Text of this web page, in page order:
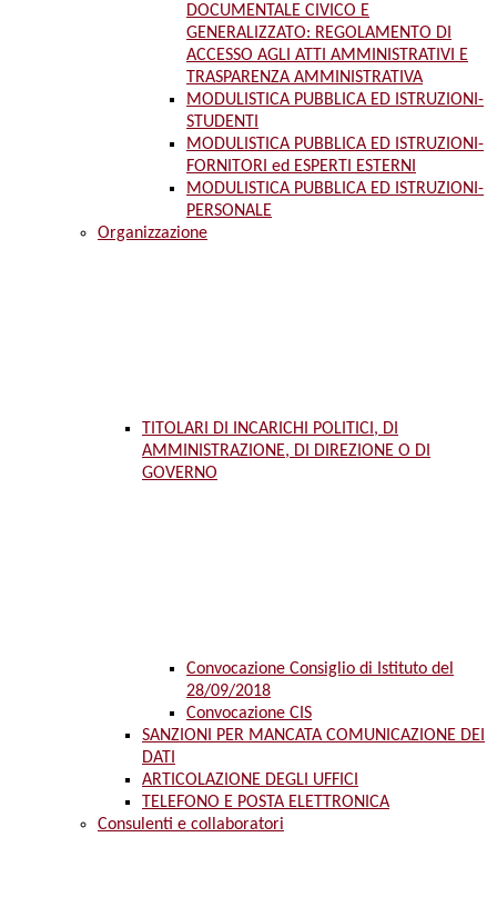
DOCUMENTALE CIVICO E
GENERALIZZATO: REGOLAMENTO DI
ACCESSO AGLI ATTI AMMINISTRATIVI E
TRASPARENZA AMMINISTRATIVA
MODULISTICA PUBBLICA ED ISTRUZIONI-
STUDENTI
MODULISTICA PUBBLICA ED ISTRUZIONI-
FORNITORI ed ESPERTI ESTERNI
MODULISTICA PUBBLICA ED ISTRUZIONI-
PERSONALE
Organizzazione
TITOLARI DI INCARICHI POLITICI, DI
AMMINISTRAZIONE, DI DIREZIONE O DI
GOVERNO
Convocazione Consiglio di Istituto del
28/09/2018
Convocazione CIS
SANZIONI PER MANCATA COMUNICAZIONE DEI
DATI
ARTICOLAZIONE DEGLI UFFICI
TELEFONO E POSTA ELETTRONICA
Consulenti e collaboratori